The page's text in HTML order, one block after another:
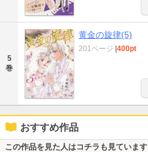
5
巻
黄金の旋律(5)
201ページ 400pt
おすすめ作品
この作品を見た人はコチラも見ています